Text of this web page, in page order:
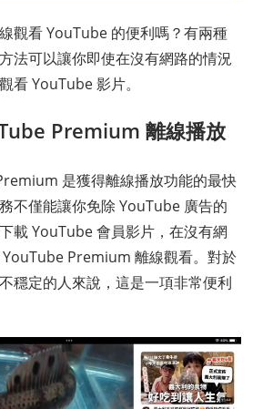
觀看 YouTube 的便利嗎？有兩種
法可以讓你即使在沒有網路的情況
看 YouTube 影片。
Premium 離線播放
是獲得離線播放功能的最快
不僅能讓你免除 YouTube 廣告的
載 YouTube 會員影片，在沒有網
Premium 離線觀看。對於
穩定的人來說，這是一項非常便利